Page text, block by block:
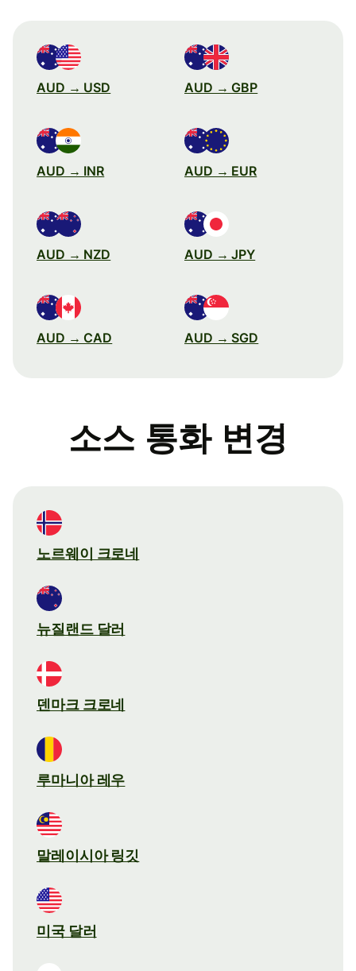
AUD → USD AUD → GBP
AUD → INR AUD → EUR
AUD → NZD AUD → JPY
AUD → CAD AUD → SGD
소스 통화 변경
노르웨이 크로네
뉴질랜드 달러
덴마크 크로네
루마니아 레우
말레이시아 링깃
미국 달러